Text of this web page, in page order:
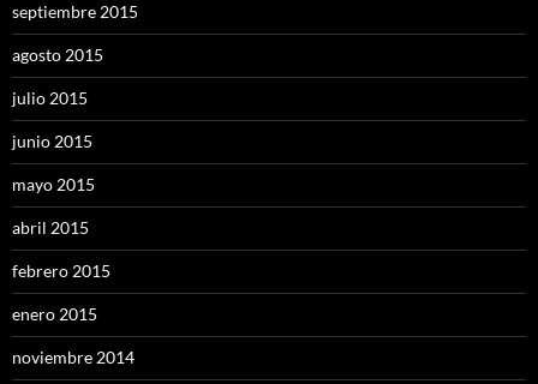
septiembre 2015
agosto 2015
julio 2015
junio 2015
mayo 2015
abril 2015
febrero 2015
enero 2015
noviembre 2014